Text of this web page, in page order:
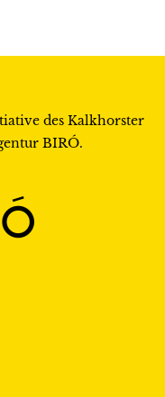
des Kalkhorster
BIRÓ.